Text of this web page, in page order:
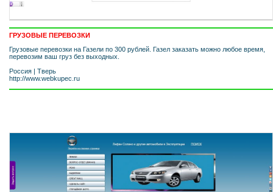
ГРУЗОВЫЕ ПЕРЕВОЗКИ
Грузовые перевозки на Газели по 300 рублей. Газел заказать можно любое время,
перевозим ваш груз без выходных.
Россия | Тверь
http://www.webkupec.ru